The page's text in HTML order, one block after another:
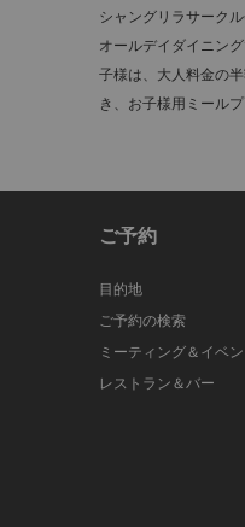
シャングリラサーク
オールデイダイニン
子様は、大人料金の
き、お子様用ミール
ご予約
目的地
ご予約の検索
ミーティング＆イベン
レストラン＆バー